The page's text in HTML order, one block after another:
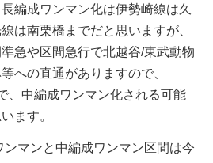
編成ワンマン化は伊勢崎線は久
は南栗橋までだと思いますが、
急や区間急行で北越谷/東武動物
への直通がありますので、
、中編成ワンマン化される可能
ます。
ンマンと中編成ワンマン区間は今